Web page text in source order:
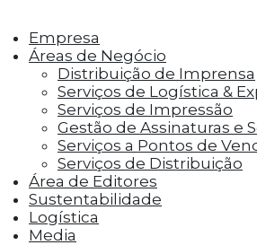
funcionalidades, como
conteúdo do site em
media, coletar feedbacks e
terceiros.
Cookies Marketing
Os cookies de marketing são
entregar aos visitantes
personalizados com base
visitaram antes e analisar a
campanha publicitária.
Empresa
Áreas de Negócio
Distribuição de Imprensa
Serviços de Logística &
Serviços de Impressão
Gestão de Assinaturas e
Serviços a Pontos de
Serviços de Distribuição
Área de Editores
Sustentabilidade
Logística
Media